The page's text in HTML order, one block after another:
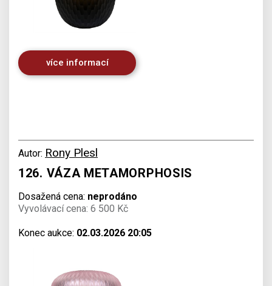
více informací
Autor: Rony Plesl
126. VÁZA METAMORPHOSIS
Dosažená cena: neprodáno
Vyvolávací cena: 6 500 Kč
Konec aukce: 02.03.2026 20:05